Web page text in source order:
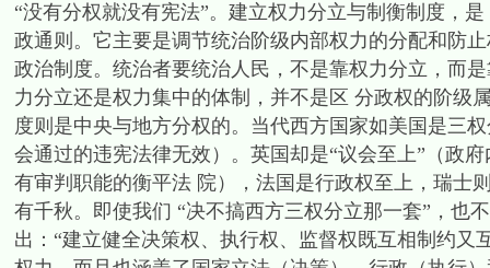
“没有分权就没有宪法”。建立权力分立与制衡制度，
政通则。它主要是调节统治阶级内部权力的分配和防
政治制度。统治者要统治人民，不是靠权力分立，而
力分立还是权力集中的体制，并不是区 分政权的阶级
度则是中央与地方分权的。当代西方国家如美国是三
会通过的违宪法律无效）。英国却是“议会至上”（政
有审判职能的衡平法 院），法国是行政权至上，瑞士
有千秋。即使我们 “决不搞西方三权分立那一套”，也
出：“建立健全决策权、执行权、监督权既互相制约